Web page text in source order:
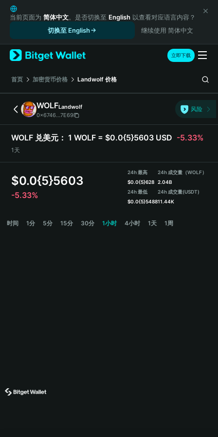
English
日本語
Русский
Español (Latinoamérica)
Türkçe
Italiano
Deutsch
简体中文
繁體中文
Português (Portugal)
Bahasa Indonesia
Español
当前页面为 简体中文。是否切换至 English 以查看对应语言内容？
切换至 English
继续使用 简体中文
立即下载
首页 加密货币价格 Landwolf 价格
WOLFLandwolf
0x6746...7E69
风险
WOLF 兑美元： 1 WOLF = $0.0{5}5603 USD -5.33%
1天
$0.0{5}5603
-5.33%
24h 最高
$0.0{5}628
24h 最低
$0.0{5}5488
24h 成交量（WOLF）
2.04B
24h 成交量(USDT)
11.44K
时间 1分 5分 15分 30分 1小时 4小时 1天 1周